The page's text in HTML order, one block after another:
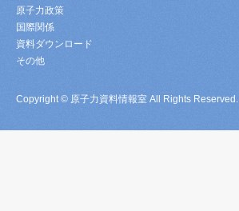
原子力政策
国際関係
資料ダウンロード
その他
Copyright © 原子力資料情報室 All Rights Reserved.